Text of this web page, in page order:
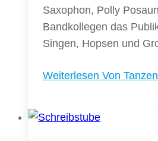
Saxophon, Polly
Bandkollegen das
Singen, Hopsen und
Weiterlesen Von